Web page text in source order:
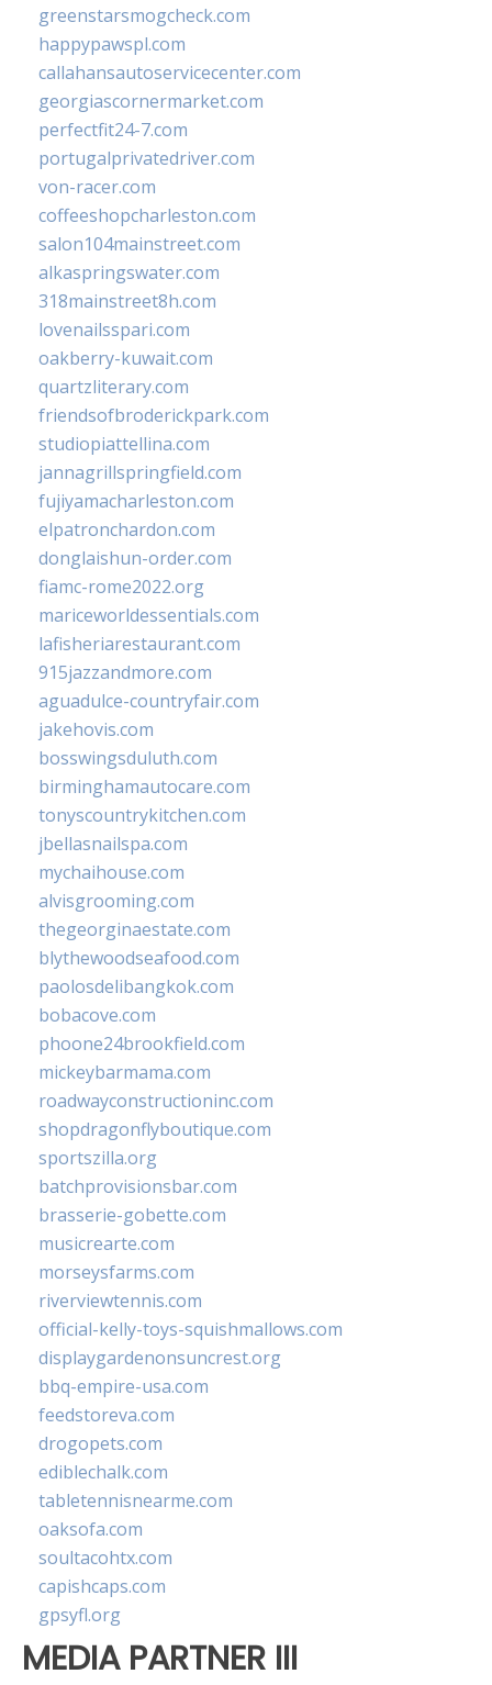
greenstarsmogcheck.com
happypawspl.com
callahansautoservicecenter.com
georgiascornermarket.com
perfectfit24-7.com
portugalprivatedriver.com
von-racer.com
coffeeshopcharleston.com
salon104mainstreet.com
alkaspringswater.com
318mainstreet8h.com
lovenailsspari.com
oakberry-kuwait.com
quartzliterary.com
friendsofbroderickpark.com
studiopiattellina.com
jannagrillspringfield.com
fujiyamacharleston.com
elpatronchardon.com
donglaishun-order.com
fiamc-rome2022.org
mariceworldessentials.com
lafisheriarestaurant.com
915jazzandmore.com
aguadulce-countryfair.com
jakehovis.com
bosswingsduluth.com
birminghamautocare.com
tonyscountrykitchen.com
jbellasnailspa.com
mychaihouse.com
alvisgrooming.com
thegeorginaestate.com
blythewoodseafood.com
paolosdelibangkok.com
bobacove.com
phoone24brookfield.com
mickeybarmama.com
roadwayconstructioninc.com
shopdragonflyboutique.com
sportszilla.org
batchprovisionsbar.com
brasserie-gobette.com
musicrearte.com
morseysfarms.com
riverviewtennis.com
official-kelly-toys-squishmallows.com
displaygardenonsuncrest.org
bbq-empire-usa.com
feedstoreva.com
drogopets.com
ediblechalk.com
tabletennisnearme.com
oaksofa.com
soultacohtx.com
capishcaps.com
gpsyfl.org
MEDIA PARTNER III